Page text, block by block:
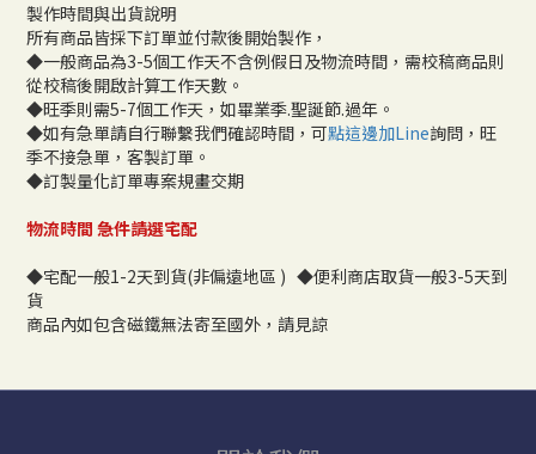
製作時間與出貨說明
所有商品皆採下訂單並付款後開始製作，
◆一般商品為3-5個工作天不含例假日及物流時間，需校稿商品則
從校稿後開啟計算工作天數。
◆旺季則需5-7個工作天，如畢業季.聖誕節.過年。
◆如有急單請自行聯繫我們確認時間，可點這邊加Line詢問，旺
季不接急單，客製訂單。
◆訂製量化訂單專案規畫交期
物流時間 急件請選宅配
◆宅配一般1-2天到貨(非偏遠地區 ) ◆便利商店取貨一般3-5天到
貨
商品內如包含磁鐵無法寄至國外，請見諒